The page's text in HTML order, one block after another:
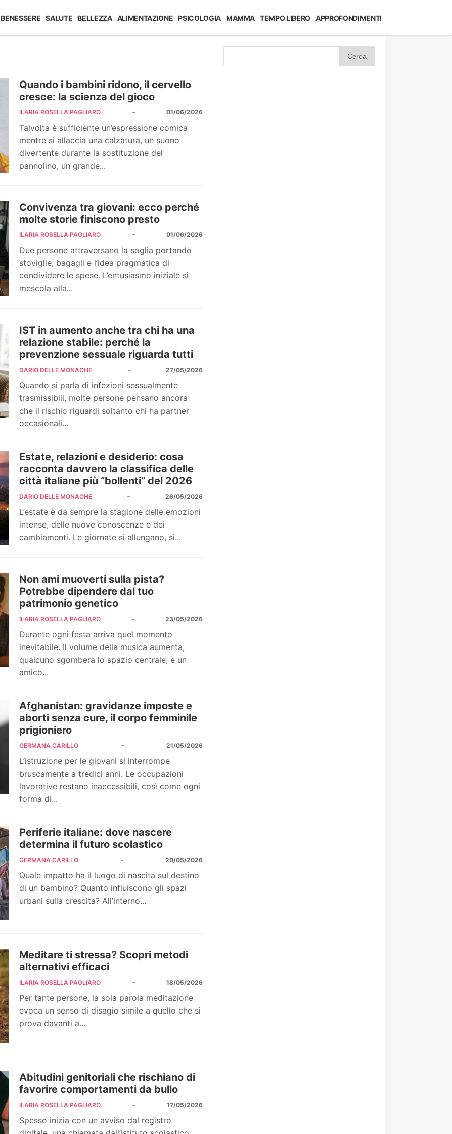
BENESSERE SALUTE BELLEZZA ALIMENTAZIONE PSICOLOGIA MAMMA TEMPO LIBERO APPROFONDIMENTI
Quando i bambini ridono, il cervello
cresce: la scienza del gioco
ILARIA ROSELLA PAGLIARO - 01/06/2026
Talvolta è sufficiente un’espressione comica
mentre si allaccia una calzatura, un suono
divertente durante la sostituzione del
pannolino, un grande...
Convivenza tra giovani: ecco perché
molte storie finiscono presto
ILARIA ROSELLA PAGLIARO - 01/06/2026
Due persone attraversano la soglia portando
stoviglie, bagagli e l’idea pragmatica di
condividere le spese. L’entusiasmo iniziale si
mescola alla...
IST in aumento anche tra chi ha una
relazione stabile: perché la
prevenzione sessuale riguarda tutti
DARIO DELLE MONACHE - 27/05/2026
Quando si parla di infezioni sessualmente
trasmissibili, molte persone pensano ancora
che il rischio riguardi soltanto chi ha partner
occasionali...
Estate, relazioni e desiderio: cosa
racconta davvero la classifica delle
città italiane più “bollenti” del 2026
DARIO DELLE MONACHE - 26/05/2026
L’estate è da sempre la stagione delle emozioni
intense, delle nuove conoscenze e dei
cambiamenti. Le giornate si allungano, si...
Non ami muoverti sulla pista?
Potrebbe dipendere dal tuo
patrimonio genetico
ILARIA ROSELLA PAGLIARO - 23/05/2026
Durante ogni festa arriva quel momento
inevitabile. Il volume della musica aumenta,
qualcuno sgombera lo spazio centrale, e un
amico...
Afghanistan: gravidanze imposte e
aborti senza cure, il corpo femminile
prigioniero
GERMANA CARILLO - 21/05/2026
L’istruzione per le giovani si interrompe
bruscamente a tredici anni. Le occupazioni
lavorative restano inaccessibili, così come ogni
forma di...
Periferie italiane: dove nascere
determina il futuro scolastico
GERMANA CARILLO - 20/05/2026
Quale impatto ha il luogo di nascita sul destino
di un bambino? Quanto influiscono gli spazi
urbani sulla crescita? All’interno...
Meditare ti stressa? Scopri metodi
alternativi efficaci
ILARIA ROSELLA PAGLIARO - 18/05/2026
Per tante persone, la sola parola meditazione
evoca un senso di disagio simile a quello che si
prova davanti a...
Abitudini genitoriali che rischiano di
favorire comportamenti da bullo
ILARIA ROSELLA PAGLIARO - 17/05/2026
Spesso inizia con un avviso dal registro